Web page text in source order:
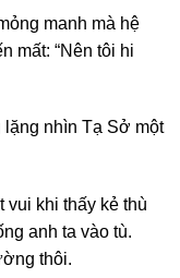
manh mà hệ
mất: “Nên tôi hi
lặng nhìn Tạ Sở một
vui khi thấy kẻ thù
anh ta vào tù.
thôi.